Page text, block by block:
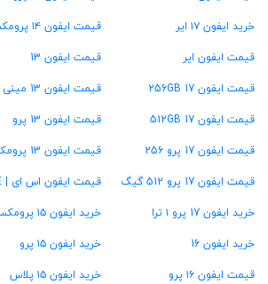
خرید ایفون ۱۷ ایر
قیمت ایفون ایر
قیمت ایفون 17 256GB
قیمت ایفون 17 512GB
قیمت ایفون 17 پرو 256
قیمت ایفون 17 پرو 512 گیگ
خرید ایفون 17 پرو ۱ ترا
خرید ایفون 16
قیمت ایفون ۱۶ پرو
قیمت ایفون ۱۴ پرومکس
قیمت ایفون 13
قیمت ایفون 13 مینی
قیمت ایفون 13 پرو
قیمت ایفون 13 پرومکس
قیمت ایفون اس ای | SE
خرید ایفون ۱۵ پرومکس
خرید ایفون ۱۵ پرو
خرید ایفون ۱۵ پلاس